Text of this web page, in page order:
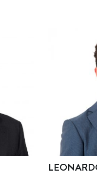
LEONARDO TORE